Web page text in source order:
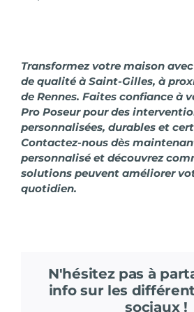
Transformez votre maison
de qualité à Saint-Gilles, à
de Rennes. Faites confiance à
Pro Poseur pour des
personnalisées, durables et
Contactez-nousdès
personnalisé et découvrez
solutions peuvent améliorer
quotidien.
N'hésitez pas à
info sur les
sociaux !